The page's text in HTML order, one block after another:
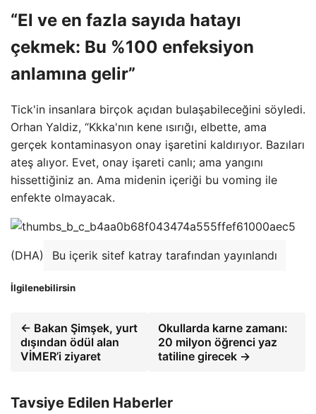
“El ve en fazla sayıda hatayı
çekmek: Bu %100 enfeksiyon
anlamına gelir”
Tick'in insanlara birçok açıdan bulaşabileceğini söyledi.
Orhan Yaldiz, “Kkka'nın kene ısırığı, elbette, ama
gerçek kontaminasyon onay işaretini kaldırıyor. Bazıları
ateş alıyor. Evet, onay işareti canlı; ama yangını
hissettiğiniz an. Ama midenin içeriği bu voming ile
enfekte olmayacak.
(DHA) Bu içerik sitef katray tarafından yayınlandı
İlgilenebilirsin
← Bakan Şimşek, yurt
dışından ödül alan
VİMER’i ziyaret
Okullarda karne zamanı:
20 milyon öğrenci yaz
tatiline girecek →
Tavsiye Edilen Haberler